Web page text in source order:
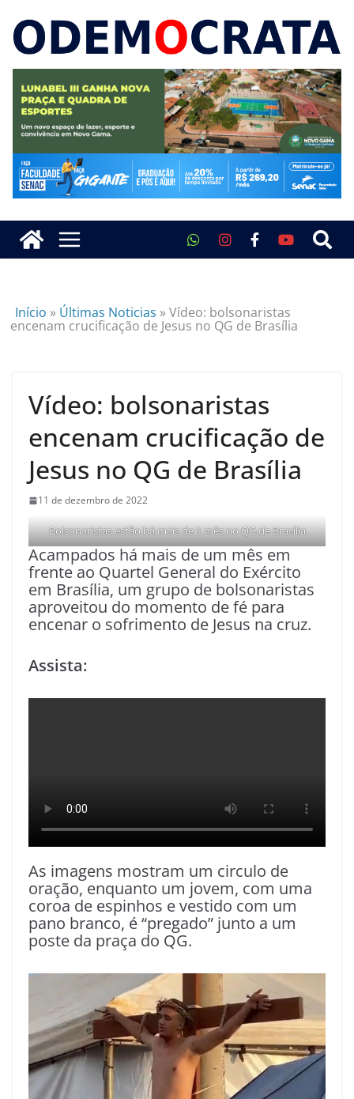
Início » Últimas Noticias »Vídeo: bolsonaristas
encenam crucificação de Jesus no QG de Brasília
Vídeo: bolsonaristas
encenam crucificação de
Jesus no QG de Brasília
11 de dezembro de 2022
Bolsonaristas estão há mais de 1 mês no QG de Brasília
Acampados há mais de um mês em
frente ao Quartel General do Exército
em Brasília, um grupo de bolsonaristas
aproveitou do momento de fé para
encenar o sofrimento de Jesus na cruz.
Assista:
As imagens mostram um circulo de
oração, enquanto um jovem, com uma
coroa de espinhos e vestido com um
pano branco, é “pregado” junto a um
poste da praça do QG.